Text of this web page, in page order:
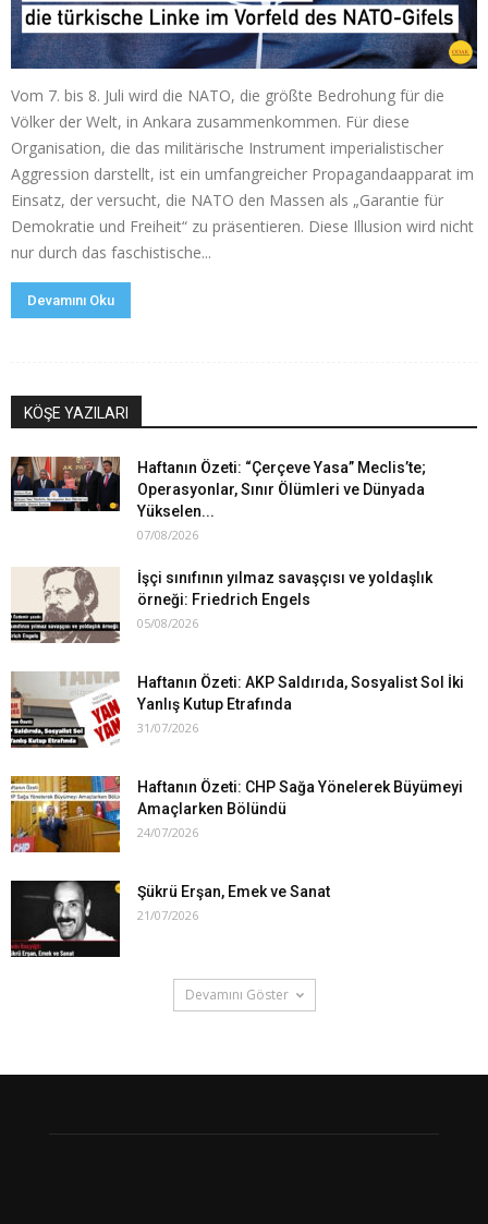
Vom 7. bis 8. Juli wird die NATO, die größte Bedrohung für die
Völker der Welt, in Ankara zusammenkommen. Für diese
Organisation, die das militärische Instrument imperialistischer
Aggression darstellt, ist ein umfangreicher Propagandaapparat im
Einsatz, der versucht, die NATO den Massen als „Garantie für
Demokratie und Freiheit“ zu präsentieren. Diese Illusion wird nicht
nur durch das faschistische...
Devamını Oku
KÖŞE YAZILARI
Haftanın Özeti: “Çerçeve Yasa” Meclis’te;
Operasyonlar, Sınır Ölümleri ve Dünyada
Yükselen...
07/08/2026
İşçi sınıfının yılmaz savaşçısı ve yoldaşlık
örneği: Friedrich Engels
05/08/2026
Haftanın Özeti: AKP Saldırıda, Sosyalist Sol İki
Yanlış Kutup Etrafında
31/07/2026
Haftanın Özeti: CHP Sağa Yönelerek Büyümeyi
Amaçlarken Bölündü
24/07/2026
Şükrü Erşan, Emek ve Sanat
21/07/2026
Devamını Göster